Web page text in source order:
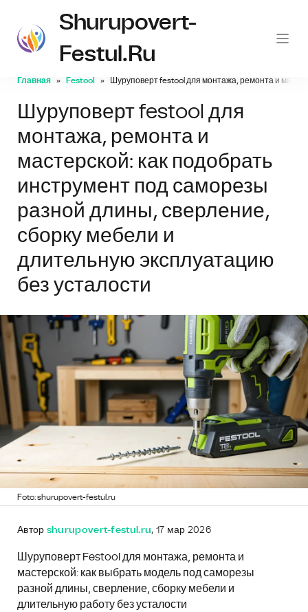
Shurupovert-
Festul.ru
Главная Festool Шуруповерт festool для монтажа, ремонта и
Шуруповерт festool для
монтажа, ремонта и
мастерской: как подобрать
инструмент под саморезы
разной длины, сверление,
сборку мебели и
длительную эксплуатацию
без усталости
Foto: shurupovert-festul.ru
Автор shurupovert-festul.ru, 17 мар 2026
Шуруповерт Festool для монтажа, ремонта и
мастерской: как выбрать модель под саморезы
разной длины, сверление, сборку мебели и
длительную работу без усталости